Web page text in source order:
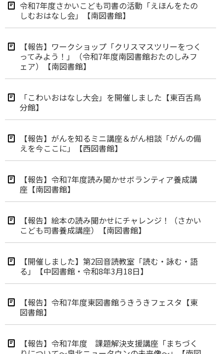
令和7年度さかいこども司書の活動「えほんをたの
しむおはなし会」【南図書館】
【報告】ワークショップ「クリスマスツリーをつく
ってみよう！」（令和7年度南図書館おたのしみフ
ェア）【南図書館】
「こわいおはなし大会」を開催しました【東百舌鳥
分館】
【報告】がんを知るミニ講座＆がん相談「がんの備
えを今ここに」【西図書館】
【報告】令和7年度読み聞かせボランティア養成講
座【南図書館】
【報告】絵本の読み聞かせにチャレンジ！（さかい
こども司書養成講座）【南図書館】
【開催しました】第2回音読教室「読む・詠む・語
る」【中図書館・令和8年3月18日】
【報告】令和7年度東図書館うきうきフェスタ【東
図書館】
【報告】令和7年度 課題解決支援講座「まちづく